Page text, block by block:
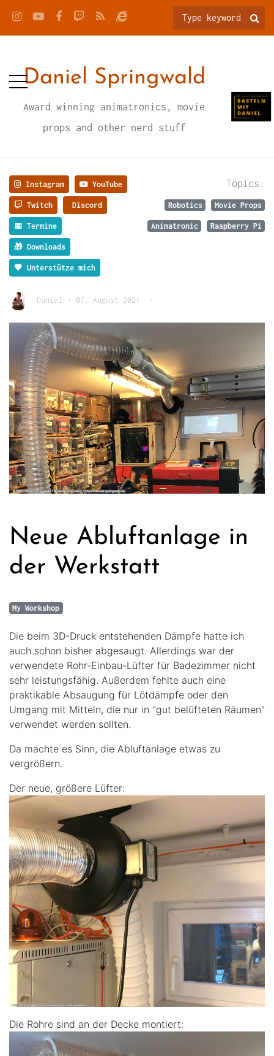
Daniel Springwald
Award winning animatronics, movie
props and other nerd stuff
Instagram YouTube
Twitch Discord
📅 Termine
🎁 Downloads
💖 Unterstütze mich
Topics:
Robotics Movie Props
Animatronic Raspberry Pi
Daniel • 07. August 2021 •
Neue Abluftanlage in
der Werkstatt
My Workshop
Die beim 3D-Druck entstehenden Dämpfe hatte ich
auch schon bisher abgesaugt. Allerdings war der
verwendete Rohr-Einbau-Lüfter für Badezimmer nicht
sehr leistungsfähig. Außerdem fehlte auch eine
praktikable Absaugung für Lötdämpfe oder den
Umgang mit Mitteln, die nur in "gut belüfteten Räumen"
verwendet werden sollten.
Da machte es Sinn, die Abluftanlage etwas zu
vergrößern.
Der neue, größere Lüfter:
Die Rohre sind an der Decke montiert: